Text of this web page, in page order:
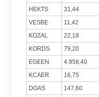
HEKTS
31,44
VESBE
11,42
KOZAL
22,18
KORDS
79,20
EGEEN
4.958,40
KCAER
16,75
DOAS
147,60